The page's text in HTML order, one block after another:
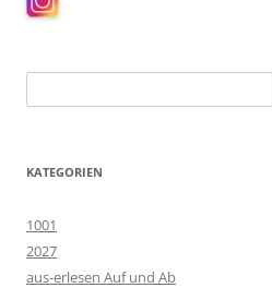
nach:
KATEGORIEN
1001
2027
aus-erlesen Auf und Ab